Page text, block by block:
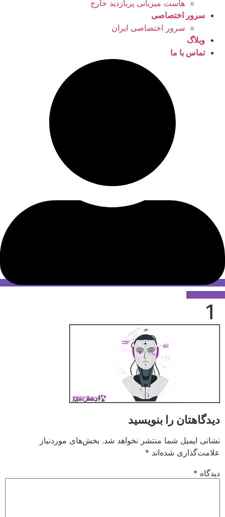
هاست میزبانی پربازدید خارج
سرور اختصاصی
سرور اختصاصی ایران
وبلاگ
تماس با ما
حساب کاربری
1
دیدگاهتان را بنویسید
نشانی ایمیل شما منتشر نخواهد شد. بخش‌های موردنیاز
علامت‌گذاری شده‌اند *
دیدگاه *